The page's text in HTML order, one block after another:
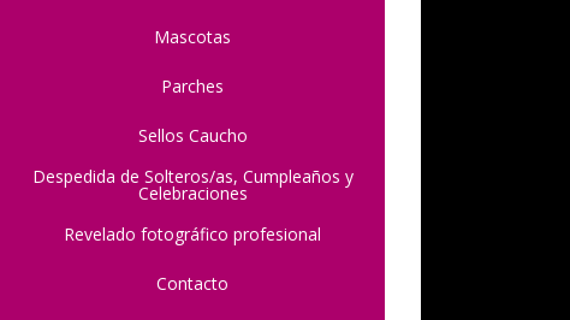
Mascotas
Parches
Sellos Caucho
Despedida de Solteros/as, Cumpleaños y
Celebraciones
Revelado fotográfico profesional
Contacto